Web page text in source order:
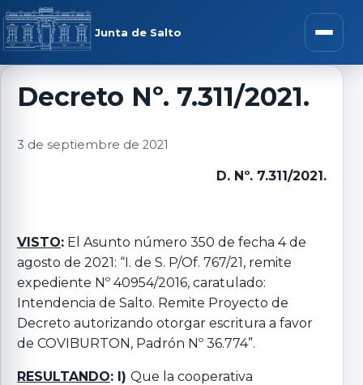
Saltar al contenido
Junta de Salto Abrir
menú
Decreto Nº. 7.311/2021.
3 de septiembre de 2021
D. Nº. 7.311/2021.
VISTO: El Asunto número 350 de fecha 4 de
agosto de 2021: “I. de S. P/Of. 767/21, remite
expediente Nº 40954/2016, caratulado:
Intendencia de Salto. Remite Proyecto de
Decreto autorizando otorgar escritura a favor
de COVIBURTON, Padrón Nº 36.774”.
RESULTANDO: I) Que la cooperativa